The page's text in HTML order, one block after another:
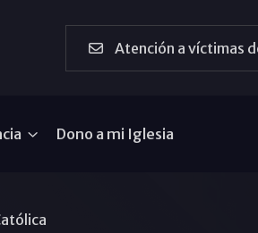
Atención a víctimas
Dono a mi Iglesia